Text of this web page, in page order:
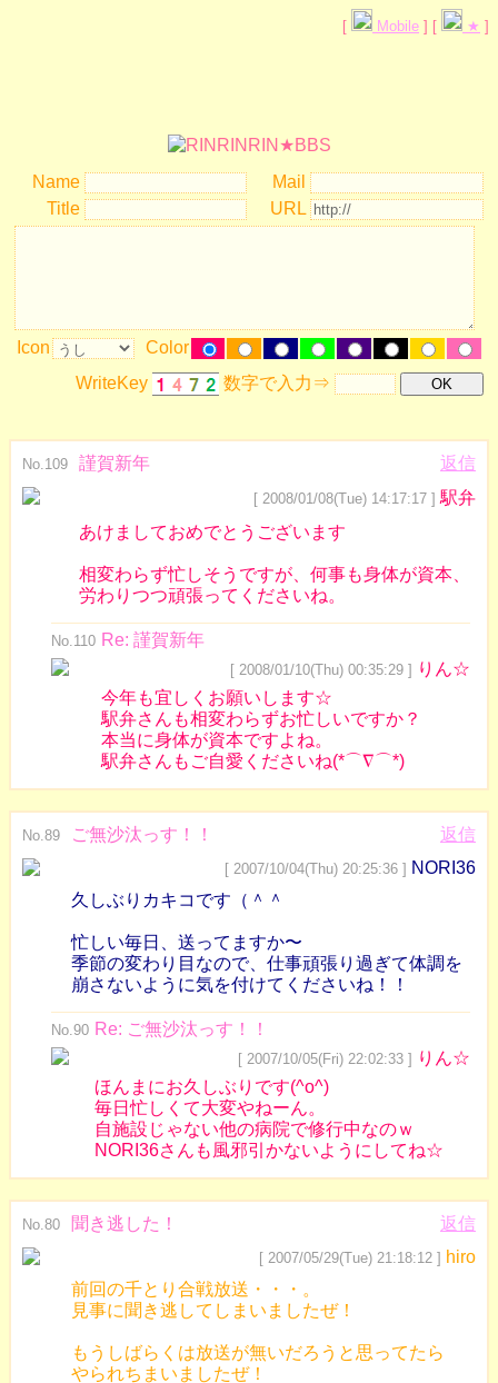
[ Mobile ] [ ★ ]
Name
Mail
Title
URL
Icon
Color
WriteKey
数字で入力⇒
No.109 謹賀新年 返信
[ 2008/01/08(Tue) 14:17:17 ] 駅弁
あけましておめでとうございます
相変わらず忙しそうですが、何事も身体が資本、
労わりつつ頑張ってくださいね。
No.110 Re: 謹賀新年
[ 2008/01/10(Thu) 00:35:29 ] りん☆
今年も宜しくお願いします☆
駅弁さんも相変わらずお忙しいですか？
本当に身体が資本ですよね。
駅弁さんもご自愛くださいね(*⌒∇⌒*)
No.89 ご無沙汰っす！！ 返信
[ 2007/10/04(Thu) 20:25:36 ] NORI36
久しぶりカキコです（＾＾
忙しい毎日、送ってますか〜
季節の変わり目なので、仕事頑張り過ぎて体調を
崩さないように気を付けてくださいね！！
No.90 Re: ご無沙汰っす！！
[ 2007/10/05(Fri) 22:02:33 ] りん☆
ほんまにお久しぶりです(^o^)
毎日忙しくて大変やねーん。
自施設じゃない他の病院で修行中なのｗ
NORI36さんも風邪引かないようにしてね☆
No.80 聞き逃した！ 返信
[ 2007/05/29(Tue) 21:18:12 ] hiro
前回の千とり合戦放送・・・。
見事に聞き逃してしまいましたぜ！
もうしばらくは放送が無いだろうと思ってたら
やられちまいましたぜ！